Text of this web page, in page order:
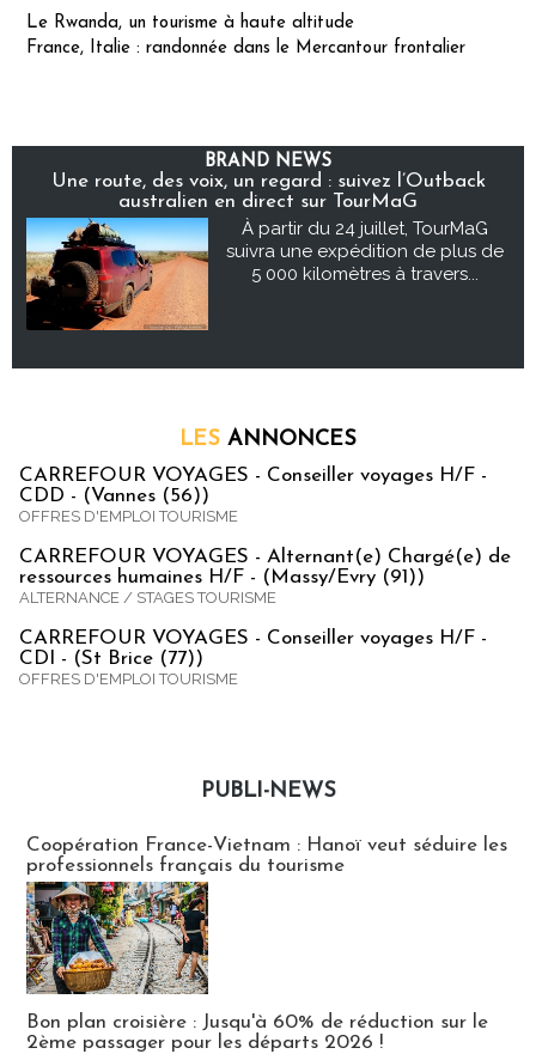
Le Rwanda, un tourisme à haute altitude
France, Italie : randonnée dans le Mercantour frontalier
BRAND NEWS
Une route, des voix, un regard : suivez l’Outback
australien en direct sur TourMaG
À partir du 24 juillet, TourMaG
suivra une expédition de plus de
5 000 kilomètres à travers...
LES ANNONCES
CARREFOUR VOYAGES - Conseiller voyages H/F -
CDD - (Vannes (56))
OFFRES D'EMPLOI TOURISME
CARREFOUR VOYAGES - Alternant(e) Chargé(e) de
ressources humaines H/F - (Massy/Evry (91))
ALTERNANCE / STAGES TOURISME
CARREFOUR VOYAGES - Conseiller voyages H/F -
CDI - (St Brice (77))
OFFRES D'EMPLOI TOURISME
PUBLI-NEWS
Coopération France-Vietnam : Hanoï veut séduire les
professionnels français du tourisme
Bon plan croisière : Jusqu'à 60% de réduction sur le
2ème passager pour les départs 2026 !